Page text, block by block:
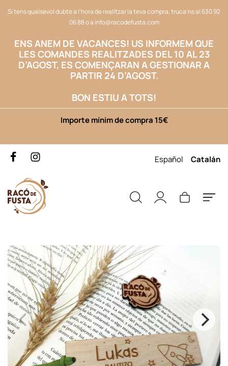
Si tens qualsevol dubte a l’hora de realitzar la teva compra, truca’ns al 630 92
06 88o a info@racodefusta.com
ENS ANEM DE VACANCES! US INFORMEM QUE
LES COMANDES REALITZADES DEL 10 AL 23
D’AGOST, ES COMENÇARAN A GESTIONAR A
PARTIR 24 D’AGOST.
BON ESTIU A TOTS!
Importe mínim de compra 15€
Español Catalán